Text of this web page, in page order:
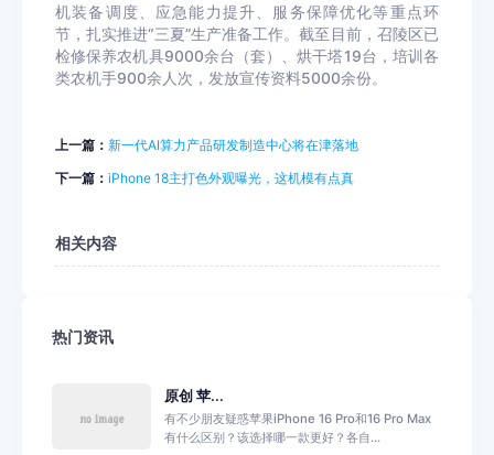
机装备调度、应急能力提升、服务保障优化等重点环
节，扎实推进“三夏”生产准备工作。截至目前，召陵区已
检修保养农机具9000余台（套）、烘干塔19台，培训各
类农机手900余人次，发放宣传资料5000余份。
上一篇： 新一代AI算力产品研发制造中心将在津落地
下一篇： iPhone 18主打色外观曝光，这机模有点真
相关内容
热门资讯
原创 苹...
有不少朋友疑惑苹果iPhone 16 Pro和16 Pro Max
有什么区别？该选择哪一款更好？各自...